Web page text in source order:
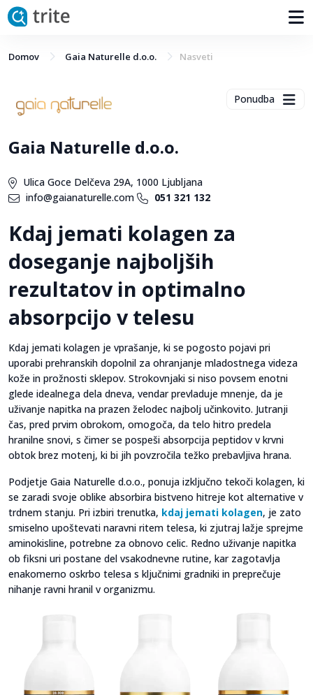
Domov Gaia Naturelle d.o.o. Nasveti
Ponudba
Gaia Naturelle d.o.o.
Ulica Goce Delčeva 29A, 1000 Ljubljana
info@gaianaturelle.com
051 321 132
Kdaj jemati kolagen za
doseganje najboljših
rezultatov in optimalno
absorpcijo v telesu
Kdaj jemati kolagen je vprašanje, ki se pogosto pojavi pri
uporabi prehranskih dopolnil za ohranjanje mladostnega videza
kože in prožnosti sklepov. Strokovnjaki si niso povsem enotni
glede idealnega dela dneva, vendar prevladuje mnenje, da je
uživanje napitka na prazen želodec najbolj učinkovito. Jutranji
čas, pred prvim obrokom, omogoča, da telo hitro predela
hranilne snovi, s čimer se pospeši absorpcija peptidov v krvni
obtok brez motenj, ki bi jih povzročila težko prebavljiva hrana.
Podjetje Gaia Naturelle d.o.o., ponuja izključno tekoči kolagen, ki
se zaradi svoje oblike absorbira bistveno hitreje kot alternative v
trdnem stanju. Pri izbiri trenutka, kdaj jemati kolagen, je zato
smiselno upoštevati naravni ritem telesa, ki zjutraj lažje sprejme
aminokisline, potrebne za obnovo celic. Redno uživanje napitka
ob fiksni uri postane del vsakodnevne rutine, kar zagotavlja
enakomerno oskrbo telesa s ključnimi gradniki in preprečuje
nihanje ravni hranil v organizmu.